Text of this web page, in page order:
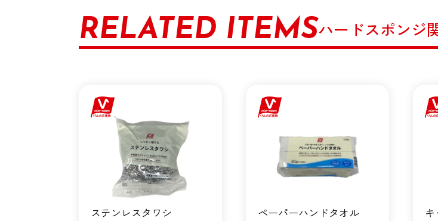
RELATED ITEMSハードスポンジ
ステンレスタワシ ペーパーハンドタオル